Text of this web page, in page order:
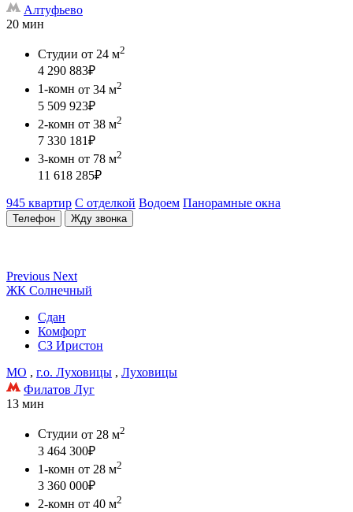
Алтуфьево
20 мин
Студии от 24 м2
4 290 883₽
1-комн от 34 м2
5 509 923₽
2-комн от 38 м2
7 330 181₽
3-комн от 78 м2
11 618 285₽
945 квартир С отделкой Водоем Панорамные окна
Телефон Жду звонка
Previous Next
ЖК Солнечный
Сдан
Комфорт
СЗ Иристон
МО , г.о. Луховицы , Луховицы
Филатов Луг
13 мин
Студии от 28 м2
3 464 300₽
1-комн от 28 м2
3 360 000₽
2-комн от 40 м2